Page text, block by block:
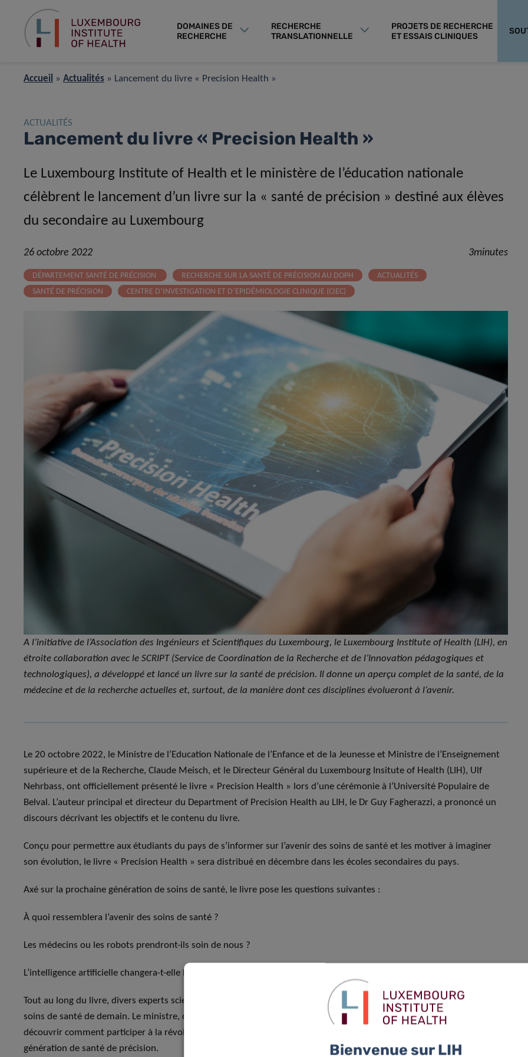
DOMAINES DE
RECHERCHE
RECHERCHE
TRANSLATIONNELLE
PROJETS DE RECHERCHE
ET ESSAIS CLINIQUES
Accueil » Actualités » Lancement du livre « Precision Health »
ACTUALITÉS
Lancement du livre « Precision Health »
Le Luxembourg Institute of Health et le ministère de l’éducation nationale
célèbrent le lancement d’un livre sur la « santé de précision » destiné aux élèves
du secondaire au Luxembourg
26 octobre 2022 3minutes
DÉPARTEMENT SANTÉ DE PRÉCISION RECHERCHE SUR LA SANTÉ DE PRÉCISION AU DOPH
ACTUALITÉS
SANTÉ DE PRÉCISION
CENTRE D’INVESTIGATION ET D’EPIDÉMIOLOGIE CLINIQUE (CIEC)
A l’initiative de l’Association des Ingénieurs et Scientifiques du Luxembourg, le Luxembourg Institute of Health (LIH), en
étroite collaboration avec le SCRIPT (Service de Coordination de la Recherche et de l’Innovation pédagogiques et
technologiques), a développé et lancé un livre sur la santé de précision. Il donne un aperçu complet de la santé, de la
médecine et de la recherche actuelles et, surtout, de la manière dont ces disciplines évolueront à l’avenir.
Le 20 octobre 2022, le Ministre de l’Education Nationale de l’Enfance et de la Jeunesse et Ministre de l’Enseignement
supérieure et de la Recherche, Claude Meisch, et le Directeur Général du Luxembourg Insitute of Health (LIH), Ulf
Nehrbass, ont officiellement présenté le livre « Precision Health » lors d’une cérémonie à l’Université Populaire de
Belval. L’auteur principal et directeur du Department of Precision Health au LIH, le Dr Guy Fagherazzi, a prononcé un
discours décrivant les objectifs et le contenu du livre.
Conçu pour permettre aux étudiants du pays de s’informer sur l’avenir des soins de santé et les motiver à imaginer
son évolution, le livre « Precision Health » sera distribué en décembre dans les écoles secondaires du pays.
Axé sur la prochaine génération de soins de santé, le livre pose les questions suivantes :
À quoi ressemblera l’avenir des soins de santé ?
Les médecins ou les robots prendront-ils soin de nous ?
L’intelligence artificielle changera-t-elle la façon dont nous diagnostiquons les patients ?
Tout au long du livre, divers experts scientifiques du LIH répondent en détail à ces questions et décrivent le monde des
soins de santé de demain. Le ministre, directeur général du LIH, et tous les auteurs encouragent les étudiants à
découvrir comment participer à la révolution des soins de santé et à devenir des innovateurs dans la prochaine
génération de santé de précision.
Bienvenue sur LIH